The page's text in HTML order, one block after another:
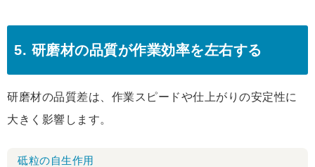
5. 研磨材の品質が作業効率を左右する
研磨材の品質差は、作業スピードや仕上がりの安定性に
大きく影響します。
砥粒の自生作用